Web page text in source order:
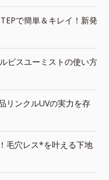
で簡単＆キレイ！新発
ビスユーミストの使い方
リンクルUVの実力を存
毛穴レス*を叶える下地